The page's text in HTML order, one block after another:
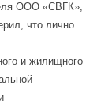
ООО «СВГК»,
что лично
и жилищного